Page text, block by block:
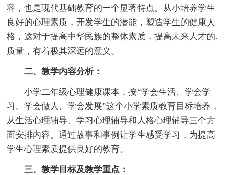
容，也是现代基础教育的一个显著特点。从小培养学生
良好的心理素质，开发学生的潜能，塑造学生的健康人
格，这对于提高中华民族的整体素质，提高未来人才的.
质量，有着极其深远的意义。
二、教学内容分析：
小学二年级心理健康课本，按“学会生活、学会学
习、学会做人、学会发展”这个小学素质教育目标培养，
从生活心理辅导、学习心理辅导和人格心理辅导三个方
面安排内容。通过故事和事例让学生感受学习，为提高
学生心理素质提供良好的教育。
三、教学目标及教学重点：